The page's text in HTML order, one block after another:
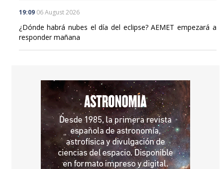
19:09 06 August 2026
¿Dónde habrá nubes el día del eclipse? AEMET empezará a
responder mañana